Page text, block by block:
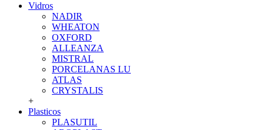
Vidros
NADIR
WHEATON
OXFORD
ALLEANZA
MISTRAL
PORCELANAS LU
ATLAS
CRYSTALIS
+
Plasticos
PLASUTIL